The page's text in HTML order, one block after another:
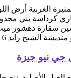
المنيرة
كرداسة بني
دهشور ميت
حدائق الأهرام زايد الجديدة
جي نيو جيزة